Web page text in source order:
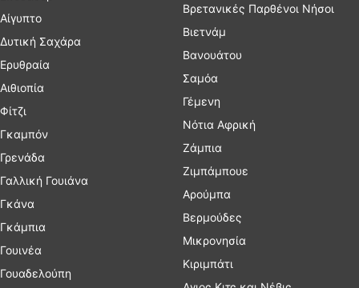
Αίγυπτο
Δυτική Σαχάρα
Ερυθραία
Αιθιοπία
Φίτζι
Γκαμπόν
Γρενάδα
Γαλλική Γουιάνα
Γκάνα
Γκάμπια
Γουινέα
Γουαδελούπη
Βρετανικές Παρθένοι Νήσοι
Βιετνάμ
Βανουάτου
Σαμόα
Γέμενη
Νότια Αφρική
Ζάμπια
Ζιμπάμπουε
Αρούμπα
Βερμούδες
Μικρονησία
Κιριμπάτι